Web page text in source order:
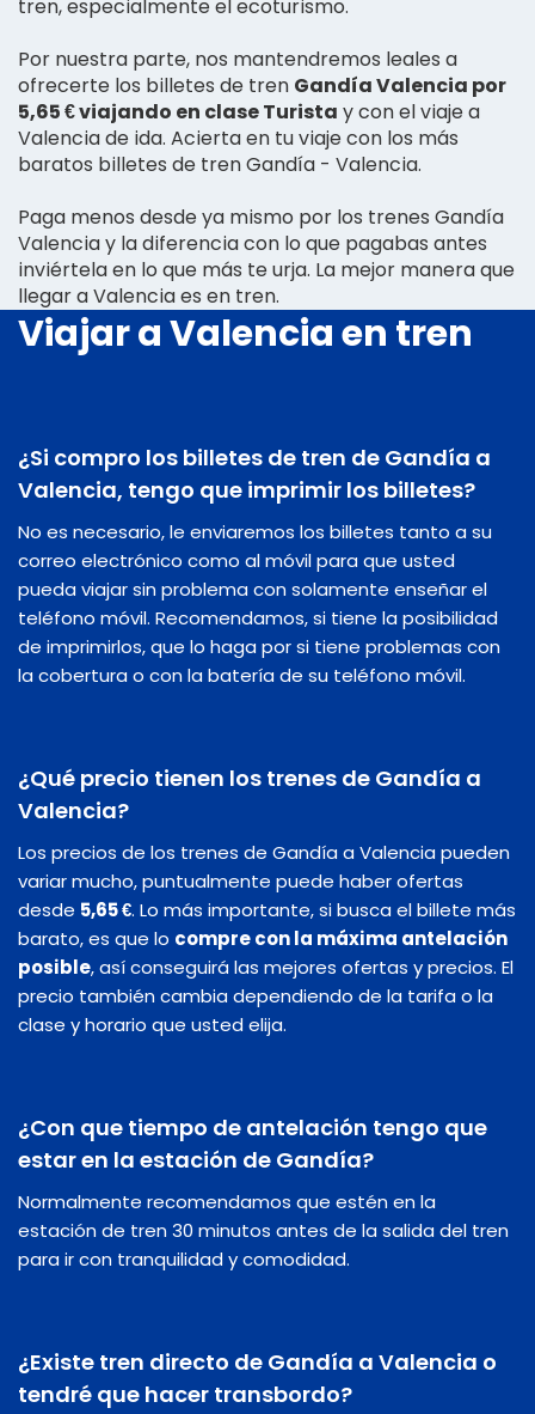
tren, especialmente el ecoturismo.
Por nuestra parte, nos mantendremos leales a
ofrecerte los billetes de tren Gandía Valencia por
5,65 € viajando en clase Turista y con el viaje a
Valencia de ida. Acierta en tu viaje con los más
baratos billetes de tren Gandía - Valencia.
Paga menos desde ya mismo por los trenes Gandía
Valencia y la diferencia con lo que pagabas antes
inviértela en lo que más te urja. La mejor manera que
llegar a Valencia es en tren.
Viajar a Valencia en tren
¿Si compro los billetes de tren de Gandía a
Valencia, tengo que imprimir los billetes?
No es necesario, le enviaremos los billetes tanto a su
correo electrónico como al móvil para que usted
pueda viajar sin problema con solamente enseñar el
teléfono móvil. Recomendamos, si tiene la posibilidad
de imprimirlos, que lo haga por si tiene problemas con
la cobertura o con la batería de su teléfono móvil.
¿Qué precio tienen los trenes de Gandía a
Valencia?
Los precios de los trenes de Gandía a Valencia pueden
variar mucho, puntualmente puede haber ofertas
desde 5,65 €. Lo más importante, si busca el billete más
barato, es que lo compre con la máxima antelación
posible, así conseguirá las mejores ofertas y precios. El
precio también cambia dependiendo de la tarifa o la
clase y horario que usted elija.
¿Con que tiempo de antelación tengo que
estar en la estación de Gandía?
Normalmente recomendamos que estén en la
estación de tren 30 minutos antes de la salida del tren
para ir con tranquilidad y comodidad.
¿Existe tren directo de Gandía a Valencia o
tendré que hacer transbordo?